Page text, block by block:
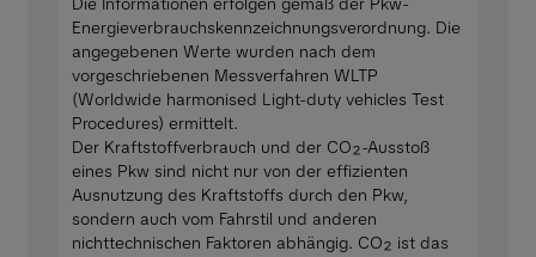
Energieverbrauchskennzeichnungsverordnung. Die
angegebenen Werte wurden nach dem
vorgeschriebenen Messverfahren WLTP
(Worldwide harmonised Light-duty vehicles Test
Procedures) ermittelt.
Der Kraftstoffverbrauch und der CO₂-Ausstoß
eines Pkw sind nicht nur von der effizienten
Ausnutzung des Kraftstoffs durch den Pkw,
sondern auch vom Fahrstil und anderen
nichttechnischen Faktoren abhängig. CO₂ ist das